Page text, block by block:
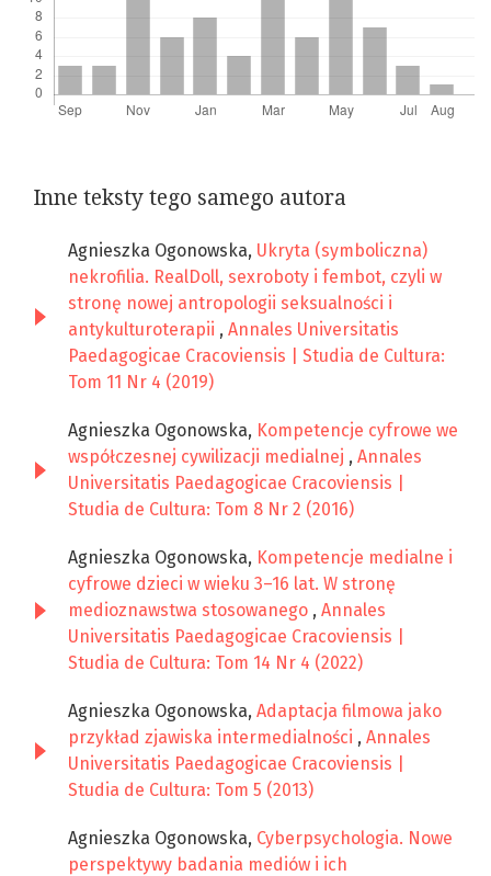
Inne teksty tego samego autora
Agnieszka Ogonowska, Ukryta (symboliczna)
nekrofilia. RealDoll, sexroboty i fembot, czyli w
stronę nowej antropologii seksualności i
antykulturoterapii , Annales Universitatis
Paedagogicae Cracoviensis | Studia de Cultura:
Tom 11 Nr 4 (2019)
Agnieszka Ogonowska, Kompetencje cyfrowe we
współczesnej cywilizacji medialnej , Annales
Universitatis Paedagogicae Cracoviensis |
Studia de Cultura: Tom 8 Nr 2 (2016)
Agnieszka Ogonowska, Kompetencje medialne i
cyfrowe dzieci w wieku 3–16 lat. W stronę
medioznawstwa stosowanego , Annales
Universitatis Paedagogicae Cracoviensis |
Studia de Cultura: Tom 14 Nr 4 (2022)
Agnieszka Ogonowska, Adaptacja filmowa jako
przykład zjawiska intermedialności , Annales
Universitatis Paedagogicae Cracoviensis |
Studia de Cultura: Tom 5 (2013)
Agnieszka Ogonowska, Cyberpsychologia. Nowe
perspektywy badania mediów i ich